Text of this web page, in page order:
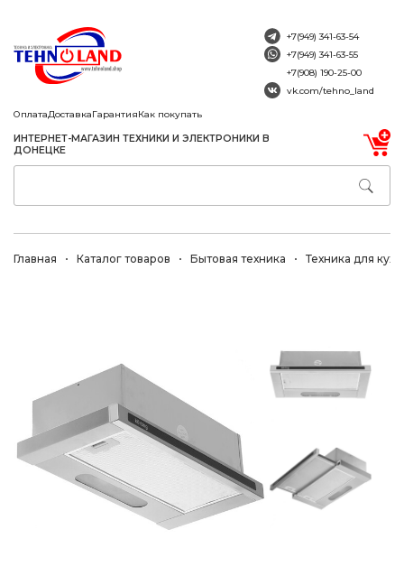
ОплатаДоставкаГарантияКак покупать
ИНТЕРНЕТ-МАГАЗИН ТЕХНИКИ И ЭЛЕКТРОНИКИ В
ДОНЕЦКЕ
+7(949) 341-63-54
+7(949) 341-63-55
+7(908) 190-25-00
vk.com/tehno_land
Главная Каталог товаров Бытовая техника Техника для